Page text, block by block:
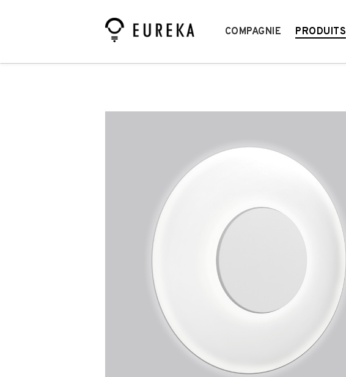
COMPAGNIE PRODUITS